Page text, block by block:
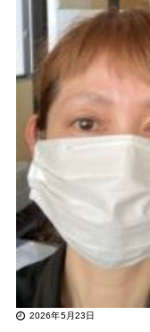
2026年5月23日